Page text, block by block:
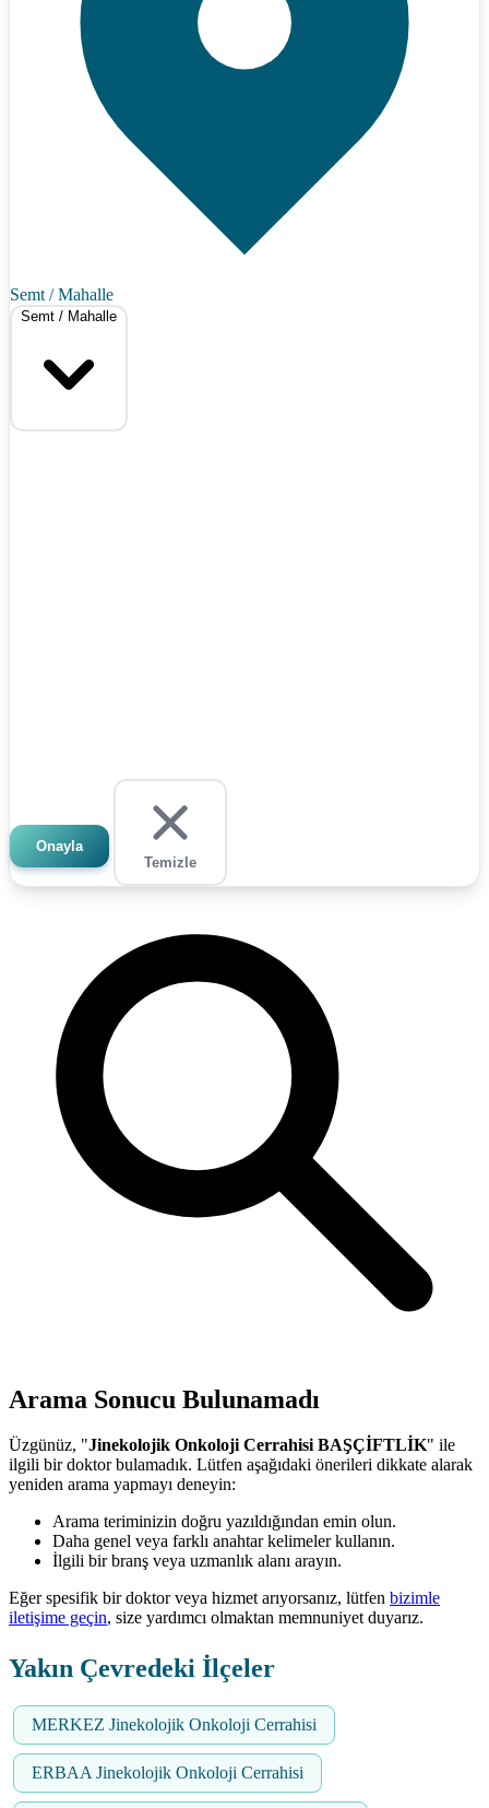
Semt / Mahalle
Semt / Mahalle
Onayla
Temizle
Arama Sonucu Bulunamadı
Üzgünüz, "Jinekolojik Onkoloji Cerrahisi BAŞÇİFTLİK" ile
ilgili bir doktor bulamadık. Lütfen aşağıdaki önerileri dikkate alarak
yeniden arama yapmayı deneyin:
Arama teriminizin doğru yazıldığından emin olun.
Daha genel veya farklı anahtar kelimeler kullanın.
İlgili bir branş veya uzmanlık alanı arayın.
Eğer spesifik bir doktor veya hizmet arıyorsanız, lütfen bizimle
iletişime geçin, size yardımcı olmaktan memnuniyet duyarız.
Yakın Çevredeki İlçeler
MERKEZ Jinekolojik Onkoloji Cerrahisi
ERBAA Jinekolojik Onkoloji Cerrahisi